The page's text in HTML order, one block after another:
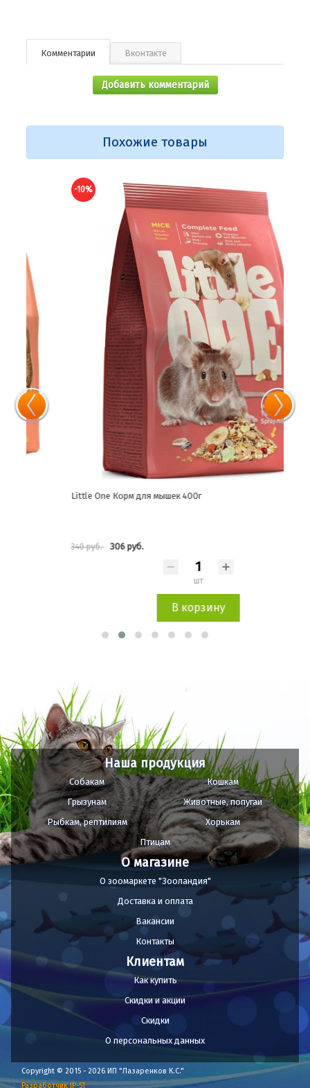
Комментарии Вконтакте
Добавить комментарий
Похожие товары
Little One Корм для мышек 400г
306 руб.
В корзину
Наша продукция
Собакам
Кошкам
Грызунам
Животные, попугаи
Рыбкам, рептилиям
Хорькам
Птицам
О магазине
О зоомаркете "Зооландия"
Доставка и оплата
Вакансии
Контакты
Клиентам
Как купить
Скидки и акции
Скидки
О персональных данных
Copyright © 2015 - 2026 ИП "Лазаренков К.С."
Разработчик IP-51